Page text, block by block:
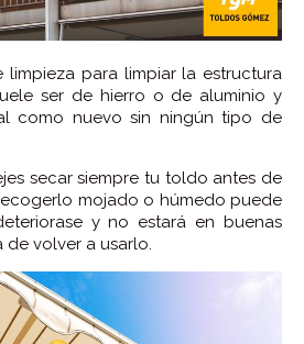
limpieza para limpiar la estructura
ser de hierro o de aluminio y
como nuevo sin ningún tipo de
secar siempre tu toldo antes de
mojado o húmedo puede
y no estará en buenas
volver a usarlo.